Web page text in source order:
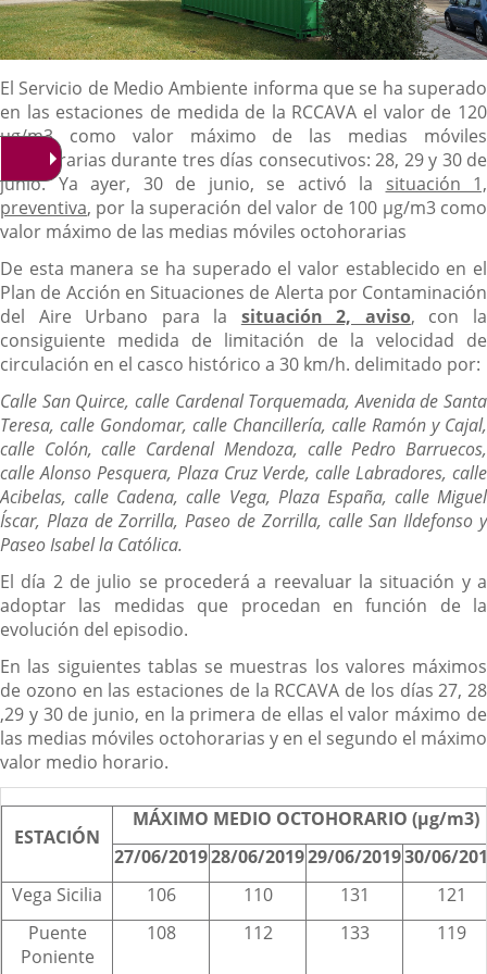
Descripción
El Servicio de Medio Ambiente informa que se ha superado
en las estaciones de medida de la RCCAVA el valor de 120
µg/m3 como valor máximo de las medias móviles
octohorarias durante tres días consecutivos: 28, 29 y 30 de
junio. Ya ayer, 30 de junio, se activó la situación 1,
preventiva, por la superación del valor de 100 µg/m3 como
valor máximo de las medias móviles octohorarias
De esta manera se ha superado el valor establecido en el
Plan de Acción en Situaciones de Alerta por Contaminación
del Aire Urbano para la situación 2, aviso, con la
consiguiente medida de limitación de la velocidad de
circulación en el casco histórico a 30 km/h. delimitado por:
Calle San Quirce, calle Cardenal Torquemada, Avenida de Santa
Teresa, calle Gondomar, calle Chancillería, calle Ramón y Cajal,
calle Colón, calle Cardenal Mendoza, calle Pedro Barruecos,
calle Alonso Pesquera, Plaza Cruz Verde, calle Labradores, calle
Acibelas, calle Cadena, calle Vega, Plaza España, calle Miguel
Íscar, Plaza de Zorrilla, Paseo de Zorrilla, calle San Ildefonso y
Paseo Isabel la Católica.
El día 2 de julio se procederá a reevaluar la situación y a
adoptar las medidas que procedan en función de la
evolución del episodio.
En las siguientes tablas se muestras los valores máximos
de ozono en las estaciones de la RCCAVA de los días 27, 28
,29 y 30 de junio, en la primera de ellas el valor máximo de
las medias móviles octohorarias y en el segundo el máximo
valor medio horario.
ESTACIÓN
MÁXIMO MEDIO OCTOHORARIO (µg/m3)
27/06/201928/06/201929/06/201930/06/
Vega Sicilia
106 110 131
121
Puente
Poniente
108 112 133 119